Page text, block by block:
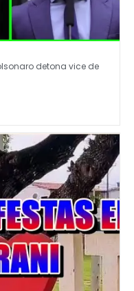
detona vice de